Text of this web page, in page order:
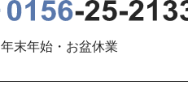
末年始・お盆休業